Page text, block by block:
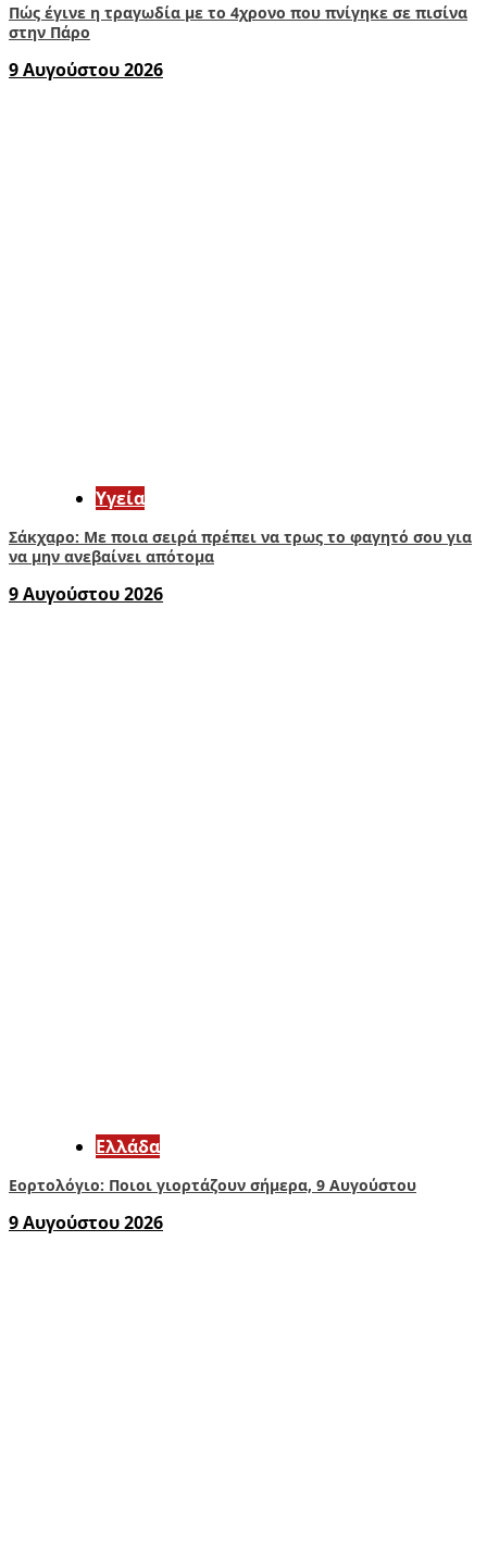
Πώς έγινε η τραγωδία με το 4χρονο που πνίγηκε σε πισίνα
στην Πάρο
9 Αυγούστου 2026
Υγεία
Σάκχαρο: Με ποια σειρά πρέπει να τρως το φαγητό σου για
να μην ανεβαίνει απότομα
9 Αυγούστου 2026
Ελλάδα
Εορτολόγιο: Ποιοι γιορτάζουν σήμερα, 9 Αυγούστου
9 Αυγούστου 2026